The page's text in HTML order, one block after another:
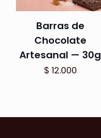
Barras de
Chocolate
Artesanal — 30g
$ 12.000